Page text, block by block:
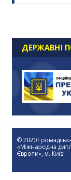
ДЕРЖАВНІ
© 2020
«Міжнародна
Європи», м. Київ